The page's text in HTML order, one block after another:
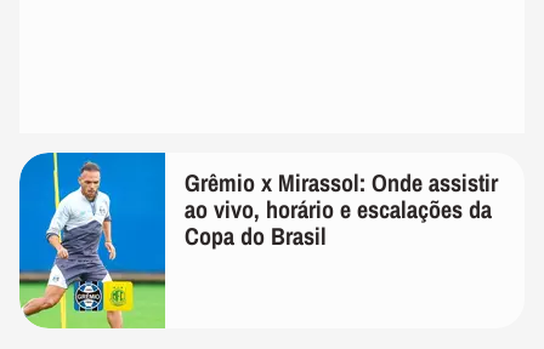
Grêmio x Mirassol: Onde assistir
ao vivo, horário e escalações da
Copa do Brasil